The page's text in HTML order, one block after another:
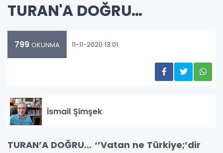
TURAN'A DOĞRU…
799 OKUNMA 11-11-2020 13:01
İsmail Şimşek
TURAN’A DOĞRU… ‘’Vatan ne Türkiye;’dir